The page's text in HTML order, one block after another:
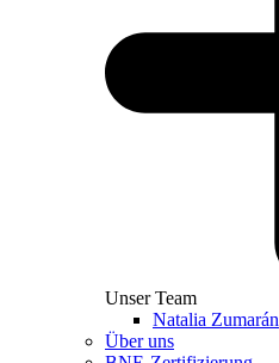
Unser Team
Natalia Zumarán
Über uns